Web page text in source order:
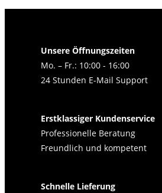
Unsere Öffnungszeiten
Mo. – Fr.: 10:00 - 16:00
24 Stunden E-Mail Support
Erstklassiger Kundenservice
Professionelle Beratung
Freundlich und kompetent
Schnelle Lieferung